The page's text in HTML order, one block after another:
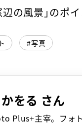
の風景」のポイ
写真
をる
Plus+主宰。フォ